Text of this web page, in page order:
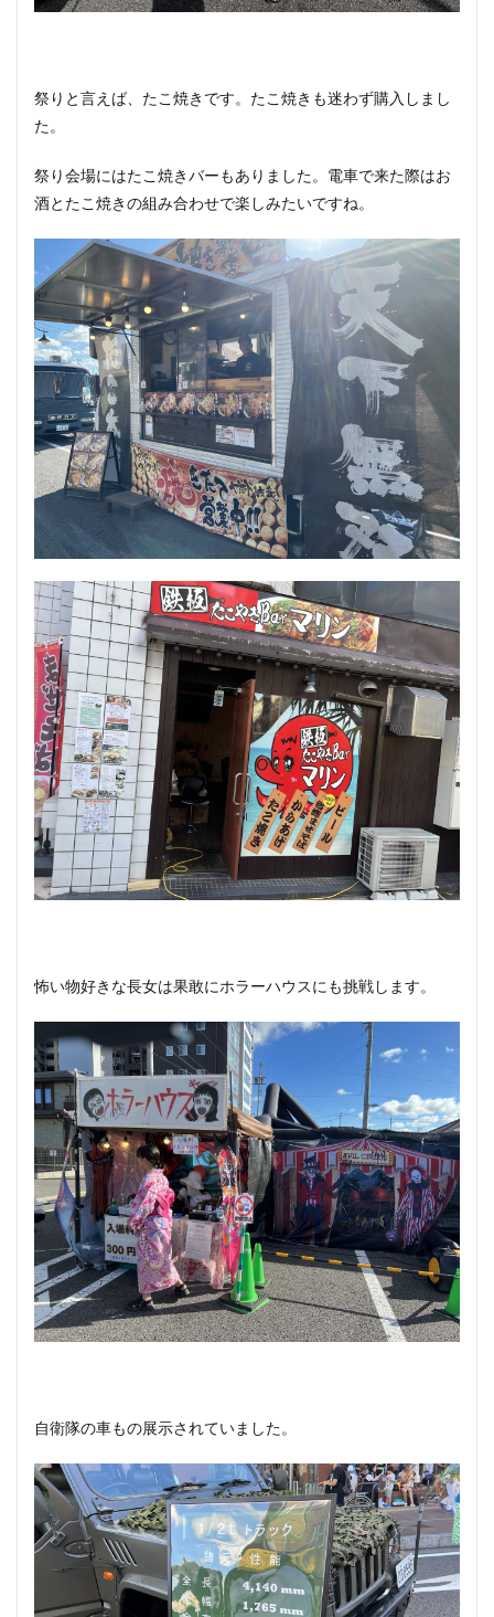
祭りと言えば、たこ焼きです。たこ焼きも迷わず購入しまし
た。
祭り会場にはたこ焼きバーもありました。電車で来た際はお
酒とたこ焼きの組み合わせで楽しみたいですね。
怖い物好きな長女は果敢にホラーハウスにも挑戦します。
自衛隊の車もの展示されていました。